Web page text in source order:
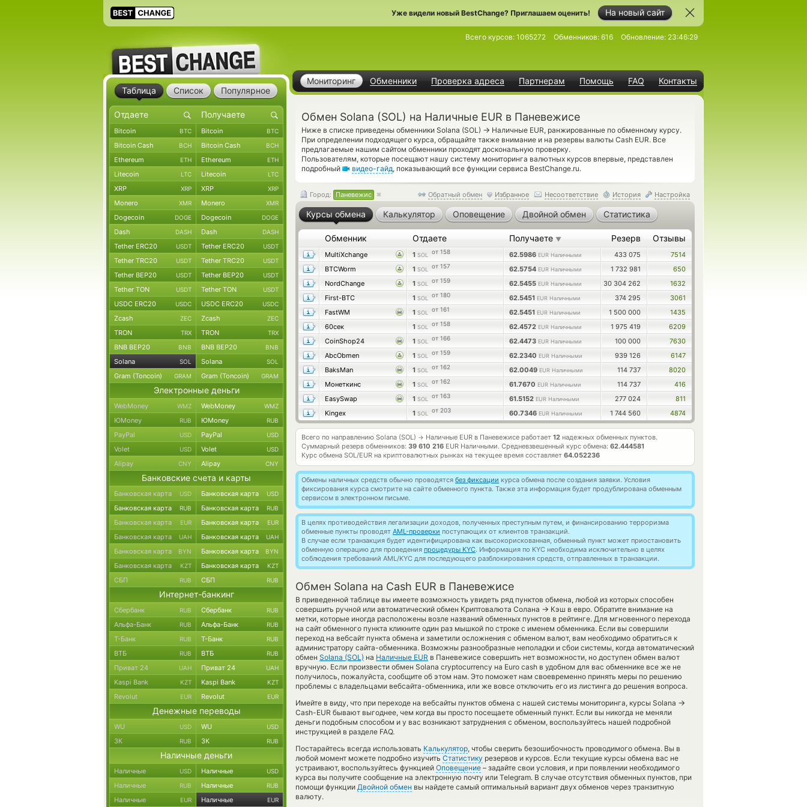
На новый сайт
Уже видели новый BestChange? Приглашаем оценить!
Мониторинг Обменники Проверка адреса Партнерам Помощь FAQ Контакты
Всего курсов: 1065272 Обменников: 616 Обновление: 23:46:29
Обмен Solana (SOL) на Наличные EUR в Паневежисе
Ниже в списке приведены обменники Solana (SOL) → Наличные EUR, ранжированные по обменному курсу.
При определении подходящего курса, обращайте также внимание и на резервы валюты Cash EUR. Все
предлагаемые нашим сайтом обменники проходят доскональную проверку.
Пользователям, которые посещают нашу систему мониторинга валютных курсов впервые, представлен
подробный
видео-гайд, показывающий все функции сервиса BestChange.ru.
Обратный обмен Избранное Несоответствие История Настройка
Город: Паневежис
Курсы обмена Калькулятор Оповещение Двойной обмен Статистика
Обменник Отдаете Получаете ▼ Резерв Отзывы
MultiXchange 1 SOL от 158 62.5986 EUR Наличными 433 075
7514
BTCWorm
1 SOL от 157 62.5754 EUR Наличными 1 732 981
650
NordChange
1 SOL от 159 62.5455 EUR Наличными 30 304 262
1632
First-BTC
1 SOL от 180 62.5451 EUR Наличными 374 295
3061
FastWM
1 SOL от 161 62.5451 EUR Наличными 1 500 000
1435
60сек
1 SOL от 158 62.4572 EUR Наличными 1 975 419
6209
CoinShop24
1 SOL от 166 62.4473 EUR Наличными 100 000
7630
AbcObmen
1 SOL от 159 62.2340 EUR Наличными 939 126
6147
BaksMan
1 SOL от 162 62.0049 EUR Наличными 114 737
8020
Монеткинс
1 SOL от 162 61.7670 EUR Наличными 114 737
416
EasySwap
1 SOL от 163 61.5152 EUR Наличными 277 024
811
Kingex
1 SOL от 203 60.7346 EUR Наличными 1 744 560 4874
Всего по направлению Solana (SOL) → Наличные EUR в Паневежисе работает 12 надежных обменных пунктов.
Суммарный резерв обменников: 39 610 216 EUR Наличными. Средневзвешенный курс обмена: 62.444581
Курс обмена SOL/EUR на криптовалютных рынках на текущее время составляет 64.052236
Обмены наличных средств обычно проводятся без фиксации курса обмена после создания заявки. Условия
фиксирования курса смотрите на сайте обменного пункта. Также эта информация будет продублирована обменным
сервисом в электронном письме.
В целях противодействия легализации доходов, полученных преступным путем, и финансированию терроризма
обменные пункты проводят AML-проверки поступающих от клиентов транзакций.
В случае если транзакция будет идентифицирована как высокорискованная, обменный пункт может приостановить
обменную операцию для проведения процедуры KYC. Информация по KYC необходима исключительно в целях
соблюдения требований AML/KYC для последующего разблокирования средств, отправленных в транзакции.
Обмен Solana на Cash EUR в Паневежисе
В приведенной таблице вы имеете возможность увидеть ряд пунктов обмена, любой из которых способен
совершить ручной или автоматический обмен Криптовалюта Солана → Кэш в евро. Обратите внимание на
метки, которые иногда расположены возле названий обменных пунктов в рейтинге. Для мгновенного перехода
на сайт обменного пункта кликните один раз мышкой по строке с именем обменника. Если вы совершили
переход на вебсайт пункта обмена и заметили осложнения с обменом валют, вам необходимо обратиться к
администратору сайта-обменника. Возможны разнообразные неполадки и сбои системы, когда автоматический
обмен Solana (SOL) на Наличные EUR в Паневежисе совершить нет возможности, но доступен обмен валют
вручную. Если произвести обмен Solana cryptocurrency на Euro cash в удобном для вас обменнике все же не
получилось, пожалуйста, сообщите об этом нам. Это поможет нам своевременно принять меры по решению
проблемы с владельцами вебсайта-обменника, или же вовсе отключить его из листинга до решения вопроса.
Имейте в виду, что при переходе на вебсайты пунктов обмена с нашей системы мониторинга, курсы Solana →
Cash-EUR бывают выгоднее, чем когда вы просто посещаете обменный пункт. Если вы никогда не меняли
деньги подобным способом и у вас возникают затруднения с обменом, воспользуйтесь нашей подробной
инструкцией в разделе FAQ.
Постарайтесь всегда использовать Калькулятор, чтобы сверить безошибочность проводимого обмена. Вы в
любой момент можете подробно изучить Статистику резервов и курсов. Если текущие курсы обмена вас не
устраивают, воспользуйтесь функцией Оповещение – задайте свои условия, и при появлении необходимого
курса вы получите сообщение на электронную почту или Telegram. В случае отсутствия обменных пунктов, при
помощи функции Двойной обмен вы найдете самый оптимальный вариант двух обменов через транзитную
валюту.
Таблица Список Популярное
Bitcoin BTC Bitcoin BTC
Bitcoin Cash BCH Bitcoin Cash BCH
Ethereum ETH Ethereum ETH
Litecoin LTC Litecoin LTC
XRP XRP XRP XRP
Monero XMR Monero XMR
Dogecoin DOGE Dogecoin DOGE
Dash DASH Dash DASH
Tether ERC20 USDT Tether ERC20 USDT
Tether TRC20 USDT Tether TRC20 USDT
Tether BEP20 USDT Tether BEP20 USDT
Tether TON USDT Tether TON USDT
USDC ERC20 USDC USDC ERC20 USDC
Zcash ZEC Zcash ZEC
TRON TRX TRON TRX
BNB BEP20 BNB BNB BEP20 BNB
Solana SOL Solana SOL
Gram (Toncoin) GRAM Gram (Toncoin) GRAM
Электронные деньги
WebMoney WMZ WebMoney WMZ
ЮMoney RUB ЮMoney RUB
PayPal USD PayPal USD
Volet USD Volet USD
Alipay CNY Alipay CNY
Банковские счета и карты
Банковская карта USD Банковская карта USD
Банковская карта RUB Банковская карта RUB
Банковская карта EUR Банковская карта EUR
Банковская карта UAH Банковская карта UAH
Банковская карта BYN Банковская карта BYN
Банковская карта KZT Банковская карта KZT
СБП RUB СБП RUB
Интернет-банкинг
Сбербанк RUB Сбербанк RUB
Альфа-Банк RUB Альфа-Банк RUB
Т-Банк RUB Т-Банк RUB
ВТБ RUB ВТБ RUB
Приват 24 UAH Приват 24 UAH
Kaspi Bank KZT Kaspi Bank KZT
Revolut EUR Revolut EUR
Денежные переводы
WU USD WU USD
ЗК RUB ЗК RUB
Наличные деньги
Наличные USD Наличные USD
Наличные RUB Наличные RUB
Наличные EUR Наличные EUR